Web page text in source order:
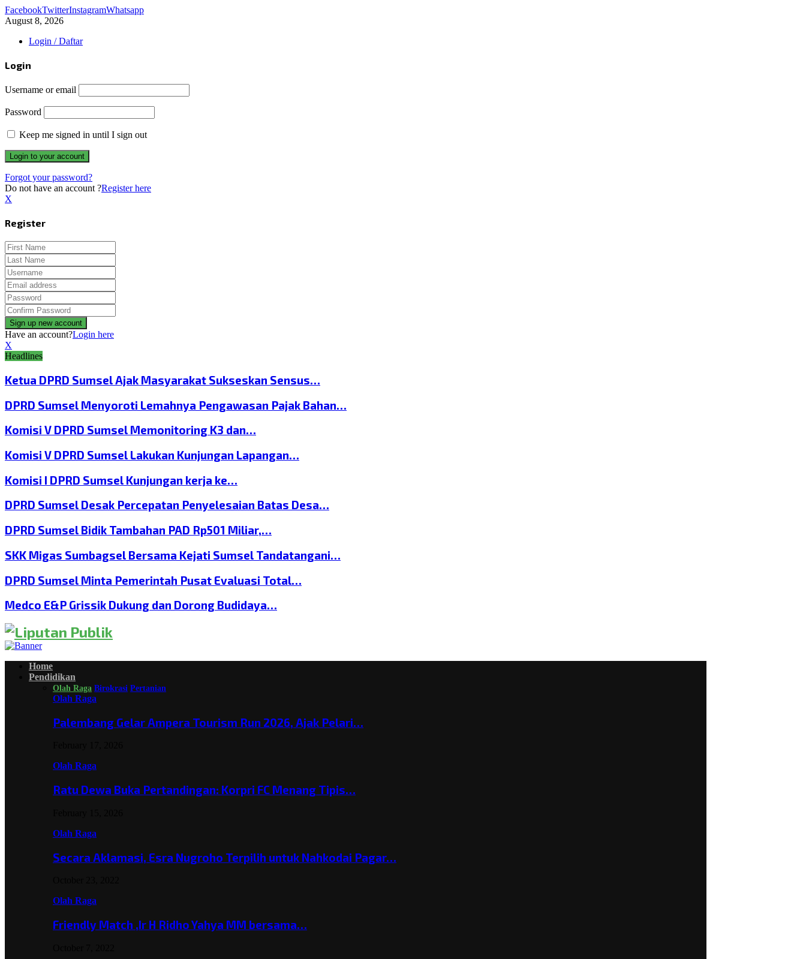
FacebookTwitterInstagramWhatsapp
August 8, 2026
Login / Daftar
Login
Username or email
Password
Keep me signed in until I sign out
Forgot your password?
Do not have an account ?Register here
X
Register
Have an account?Login here
X
Headlines
Ketua DPRD Sumsel Ajak Masyarakat Sukseskan Sensus…
DPRD Sumsel Menyoroti Lemahnya Pengawasan Pajak Bahan…
Komisi V DPRD Sumsel Memonitoring K3 dan…
Komisi V DPRD Sumsel Lakukan Kunjungan Lapangan…
Komisi I DPRD Sumsel Kunjungan kerja ke…
DPRD Sumsel Desak Percepatan Penyelesaian Batas Desa…
DPRD Sumsel Bidik Tambahan PAD Rp501 Miliar,…
SKK Migas Sumbagsel Bersama Kejati Sumsel Tandatangani…
DPRD Sumsel Minta Pemerintah Pusat Evaluasi Total…
Medco E&P Grissik Dukung dan Dorong Budidaya…
Home
Pendidikan
Olah Raga Birokrasi Pertanian
Olah Raga
Palembang Gelar Ampera Tourism Run 2026, Ajak Pelari…
Olah Raga
Ratu Dewa Buka Pertandingan: Korpri FC Menang Tipis…
Olah Raga
Secara Aklamasi, Esra Nugroho Terpilih untuk Nahkodai Pagar…
Olah Raga
Friendly Match ,Ir H Ridho Yahya MM bersama…